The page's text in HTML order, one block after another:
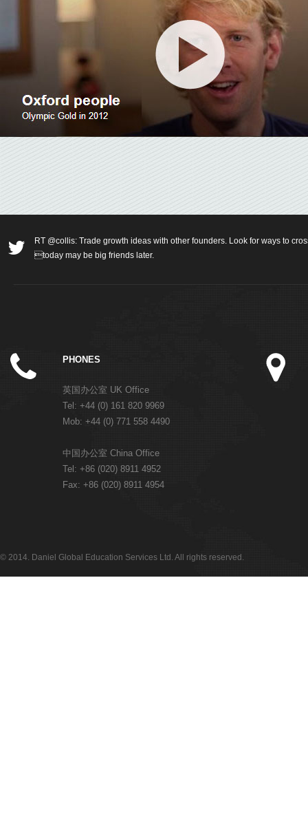
RT @collis: Trade growth ideas with other founders. Look for ways to
today may be big friends later.
PHONES
英国办公室 UK Office
Tel: +44 (0) 161 820 9969
Mob: +44 (0) 771 558 4490
中国办公室 China Office
Tel: +86 (020) 8911 4952
Fax: +86 (020) 8911 4954
© 2014. Daniel Global Education Services Ltd. All rights reserved.